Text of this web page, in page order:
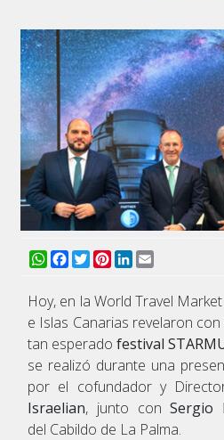
WhatsApp
Facebook
TwitterPinterest
LinkedIn
Hoy, en la World Travel
e Islas Canarias revelaron
tan esperado festival
se realizó durante una
por el cofundador y
Israelian, junto conSergio
del Cabildo de La Palma.